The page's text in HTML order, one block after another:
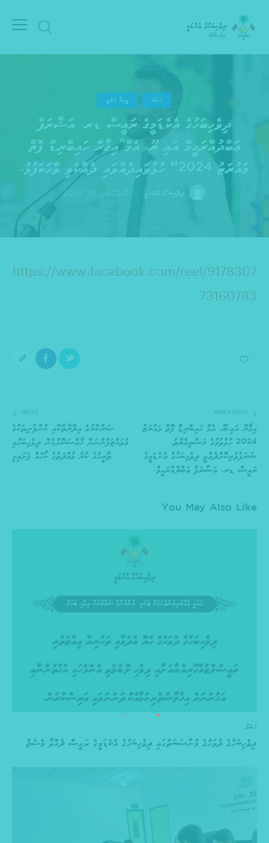
ޚަބަރު ވީޑިއޯ ގެލަރީ
ދިވެހިބަހުގެ އެކެޑަމީގެ ރައީސް ޑރ. އަޝްރަފް
ޢަބްދުއްރަޙީމް އައި ޔޫ. އެމް”އިޤްރާ ހައިބްރިޑް ފޮތް
މައުރަޒު 2024″ ހުޅުވައިދެއްވައި ދެއްކެވި ވާހަކަފުޅު.
ދިވެހިބަހުގެ އެކެޑަމީ
https://www.facebook.com/reel/9178307
73160783
PREVIOUS
އިޤްރާ އައި.ޔޫ. އެމް ހައިބްރިޑް ފޮތް މައުރަޒު
2024 ހުޅުވުމުގެ ރަސްމިއްޔާތު
ޝަރަފުވެރިކޮށްދެއްވީ ދިވެހިބަހުގެ އެކެޑަމީގެ
ރައީސް ޑރ. އަޝްރަފް ޢަބްދުއްރަޙީމް.
NEXT
ސަރުކާރުގެ އިދާރާތާކާއި ކުންފުނިތަކުގެ
މުވައްޒަފުންނަށް ޚާއްސަކޮށްގެން ދިވެހިބަހާއި
ތާރީޚުގެ ކުރު މުއްދަތުގެ ކޯހެއް ފަށައިފި
You May Also Like
ޚަބަރު
ދިވެހިބަހުގެ ދުވަހުގެ މުނާސަބަތުގައި ދިވެހިބަހުގެ އެކެޑަމީގެ ރައީސް ދެއްވާ މެސެޖު